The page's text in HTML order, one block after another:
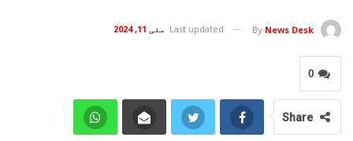
By News Desk
Last updated مئی 11, 2024
0
Share